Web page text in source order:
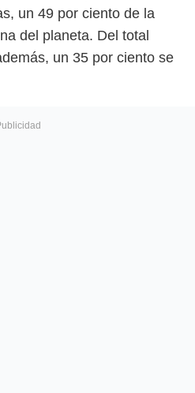
un 49 por ciento de la
del planeta. Del total
un 35 por ciento se